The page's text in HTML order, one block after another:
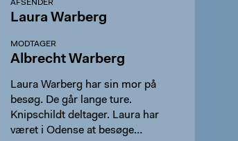
AFSENDER
Laura Warberg
MODTAGER
Albrecht Warberg
Laura Warberg har sin mor på
besøg. De går lange ture.
Knipschildt deltager. Laura har
været i Odense at besøge